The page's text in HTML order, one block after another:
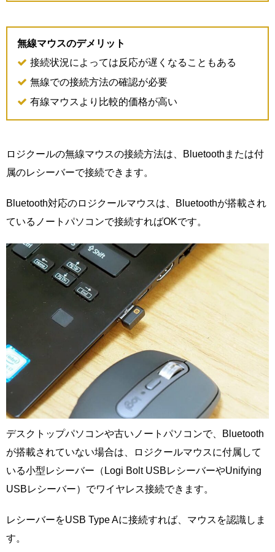
無線マウスのデメリット
接続状況によっては反応が遅くなることもある
無線での接続方法の確認が必要
有線マウスより比較的価格が高い
ロジクールの無線マウスの接続方法は、Bluetoothまたは付
属のレシーバーで接続できます。
Bluetooth対応のロジクールマウスは、Bluetoothが搭載され
ているノートパソコンで接続すればOKです。
デスクトップパソコンや古いノートパソコンで、Bluetooth
が搭載されていない場合は、ロジクールマウスに付属して
いる小型レシーバー（Logi Bolt USBレシーバーやUnifying
USBレシーバー）でワイヤレス接続できます。
レシーバーをUSB Type Aに接続すれば、マウスを認識しま
す。